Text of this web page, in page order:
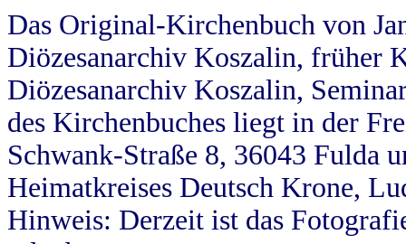
Das Original-Kirchenbuch von
Diözesanarchiv Koszalin, früher
Diözesanarchiv Koszalin,
des Kirchenbuches liegt in der
Schwank-Straße 8, 36043 Fulda
Heimatkreises Deutsch Krone,
Hinweis: Derzeit ist das